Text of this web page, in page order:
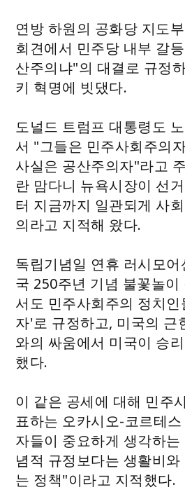
연방 하원의 공화당 지도
회견에서 민주당 내부 갈
산주의냐"의 대결로 규정
키 혁명에 빗댔다.
도널드 트럼프 대통령도
서 "그들은 민주사회주의
사실은 공산주의자"라고
란 맘다니 뉴욕시장이 선
터 지금까지 일관되게 사
의라고 지적해 왔다.
독립기념일 연휴 러시모어
국 250주년 기념 불꽃놀이
서도 민주사회주의 정치
자'로 규정하고, 미국의 근
와의 싸움에서 미국이 승
했다.
이 같은 공세에 대해 민주
표하는 오카시오-코르테
자들이 중요하게 생각하는
념적 규정보다는 생활비
는 정책"이라고 지적했다.